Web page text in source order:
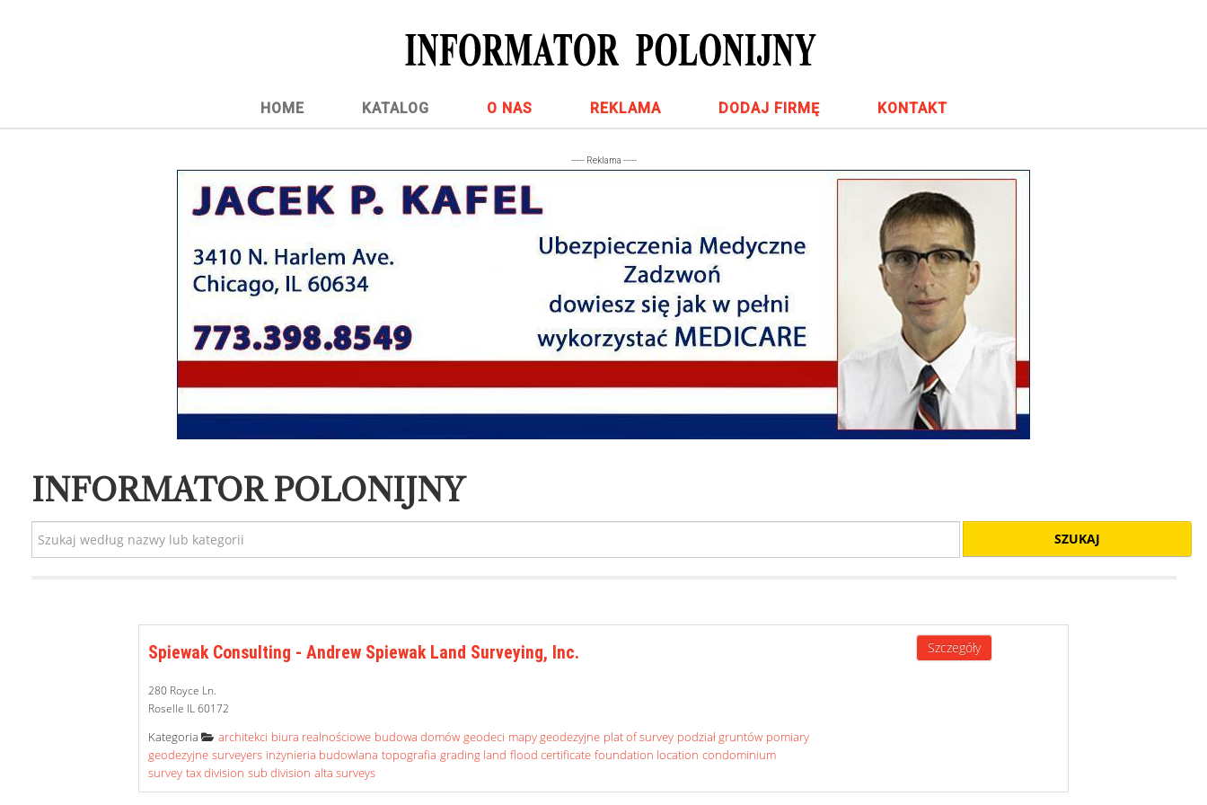
HOME KATALOG O NAS REKLAMA DODAJ FIRMĘ KONTAKT
----- Reklama -----
INFORMATOR POLONIJNY
SZUKAJ
Spiewak Consulting - Andrew Spiewak Land Surveying, Inc.
280 Royce Ln.
Roselle IL 60172
Kategoria
Category
architekci biura realnościowe budowa domów geodeci mapy geodezyjne plat of survey podział gruntów pomiary
geodezyjne surveyers inżynieria budowlana topografia grading land flood certificate foundation location condominium
survey tax division sub division alta surveys
Szczegóły